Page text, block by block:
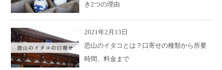
き2つの理由
2021年2月13日
恐山のイタコとは？口寄せの種類から所要
時間、料金まで